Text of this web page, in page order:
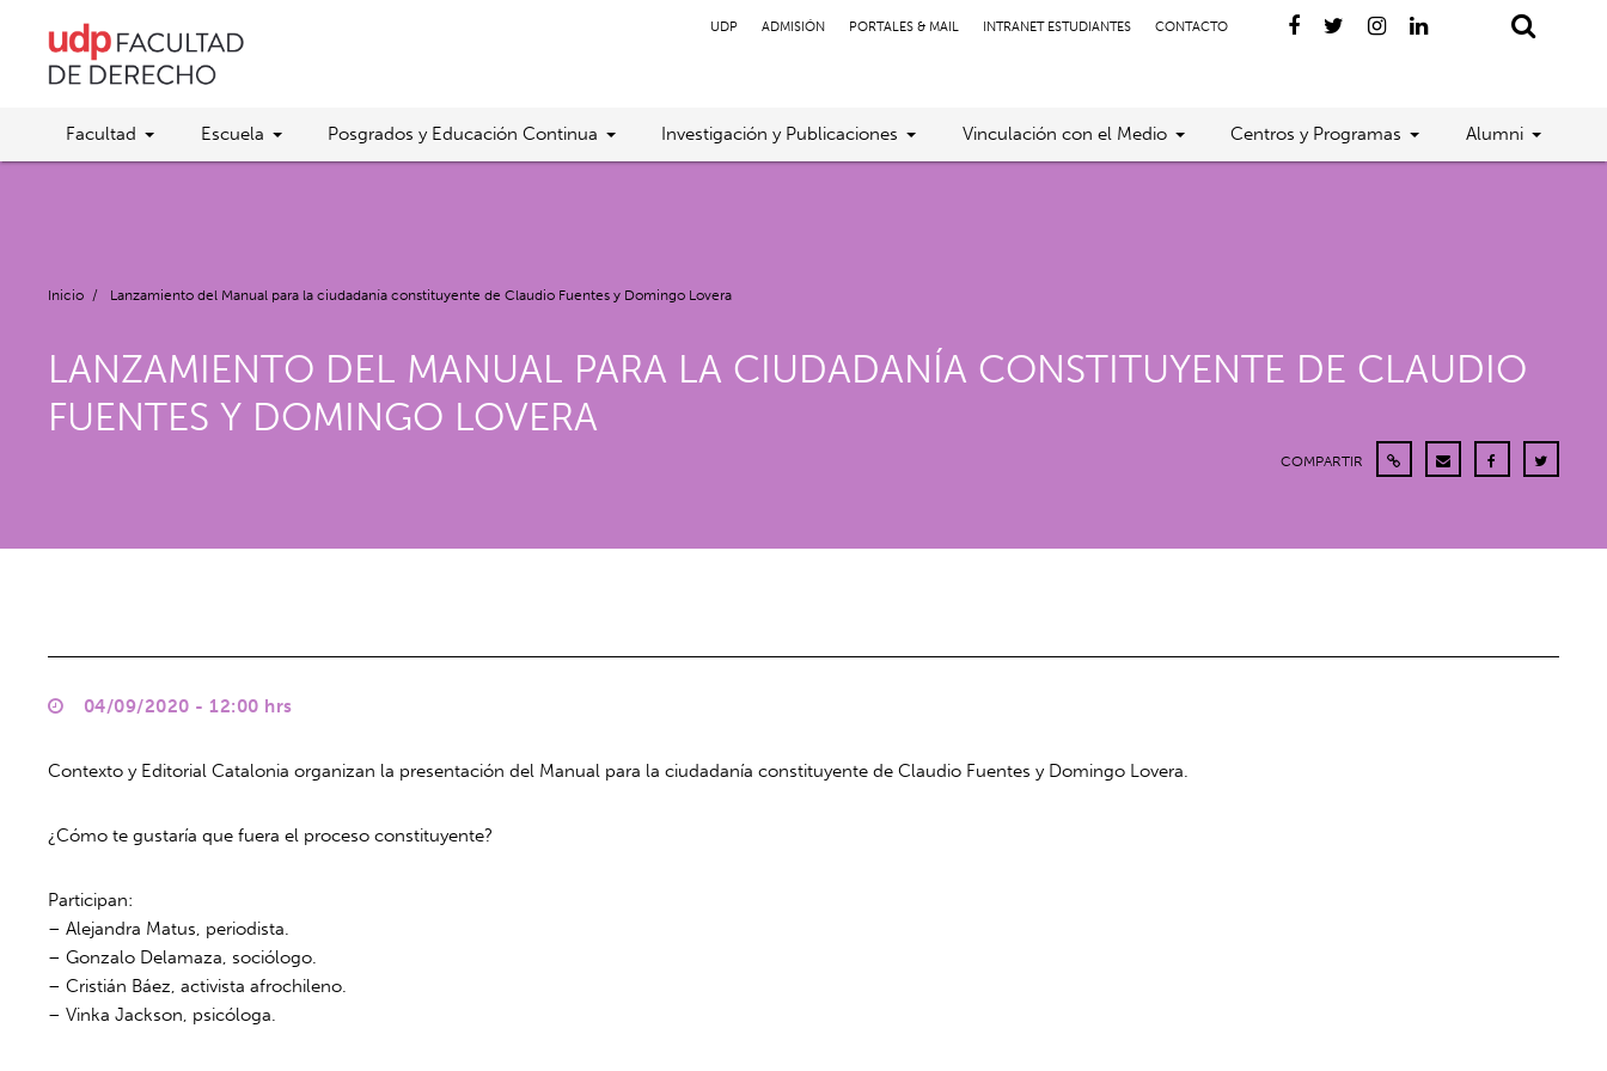
UDP ADMISIÓN PORTALES & MAIL INTRANET ESTUDIANTES CONTACTO
Facultad Escuela Posgrados y Educación Continua Investigación y Publicaciones Vinculación con el Medio Centros y Programas Alumni
Inicio / Lanzamiento del Manual para la ciudadanía constituyente de Claudio Fuentes y Domingo Lovera
LANZAMIENTO DEL MANUAL PARA LA CIUDADANÍA CONSTITUYENTE DE CLAUDIO
FUENTES Y DOMINGO LOVERA
COMPARTIR
04/09/2020 - 12:00 hrs
Contexto y Editorial Catalonia organizan la presentación del Manual para la ciudadanía constituyente de Claudio Fuentes y Domingo Lovera.
¿Cómo te gustaría que fuera el proceso constituyente?
Participan:
– Alejandra Matus, periodista.
– Gonzalo Delamaza, sociólogo.
– Cristián Báez, activista afrochileno.
– Vinka Jackson, psicóloga.